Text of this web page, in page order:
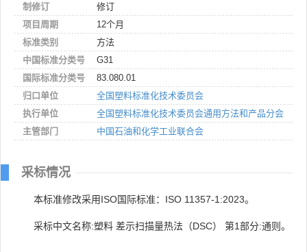
制修订
修订
项目周期
12个月
标准类别
方法
中国标准分类号
G31
国际标准分类号
83.080.01
归口单位
全国塑料标准化技术委员会
执行单位
全国塑料标准化技术委员会通用方法和产品分会
主管部门
中国石油和化学工业联合会
采标情况
本标准修改采用ISO国际标准：ISO 11357-1:2023。
采标中文名称:塑料 差示扫描量热法（DSC） 第1部分:通则。